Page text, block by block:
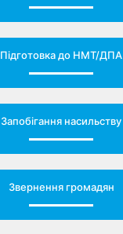
Підготовка до НМТ/ДПА
Запобігання насильству
Звернення громадян